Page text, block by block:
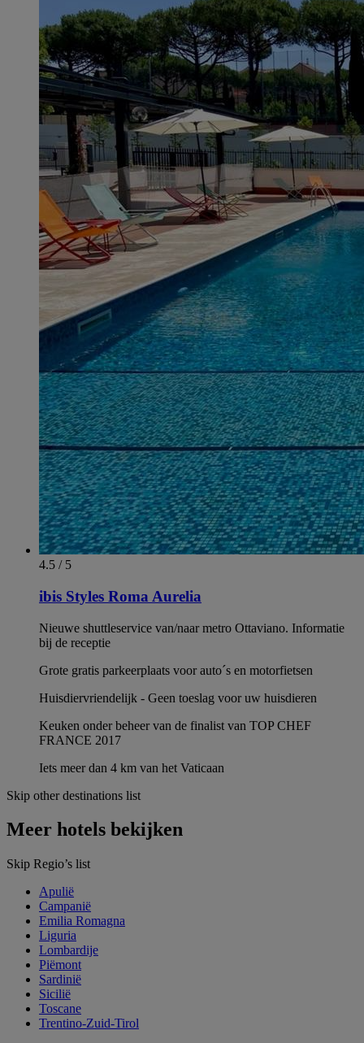
4.5 / 5
ibis Styles Roma Aurelia
Nieuwe shuttleservice van/naar metro Ottaviano. Informatie
bij de receptie
Grote gratis parkeerplaats voor auto´s en motorfietsen
Huisdiervriendelijk - Geen toeslag voor uw huisdieren
Keuken onder beheer van de finalist van TOP CHEF
FRANCE 2017
Iets meer dan 4 km van het Vaticaan
Skip other destinations list
Meer hotels bekijken
Skip Regio’s list
Apulië
Campanië
Emilia Romagna
Liguria
Lombardije
Piëmont
Sardinië
Sicilië
Toscane
Trentino-Zuid-Tirol